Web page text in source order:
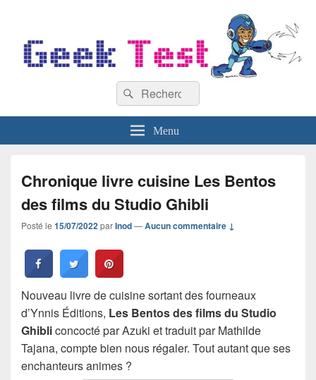
Recherche :
Rechercher
Menu
Chronique livre cuisine Les Bentos
des films du Studio Ghibli
Posté le 15/07/2022parInod—Aucun commentaire ↓
Nouveau livre de cuisine sortant des fourneaux
d’Ynnis Éditions, Les Bentos des films du Studio
Ghibliconcocté par Azuki et traduit par Mathilde
Tajana, compte bien nous régaler. Tout autant que ses
enchanteurs animes ?